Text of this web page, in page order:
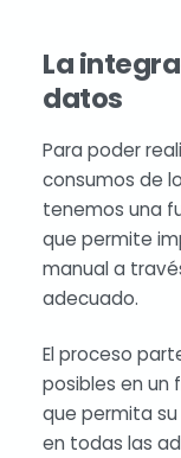
La
datos
Para poder
consumos de
tenemos una
que permite
manual a
adecuado.
El proceso
posibles en un
que permita su
en todas las